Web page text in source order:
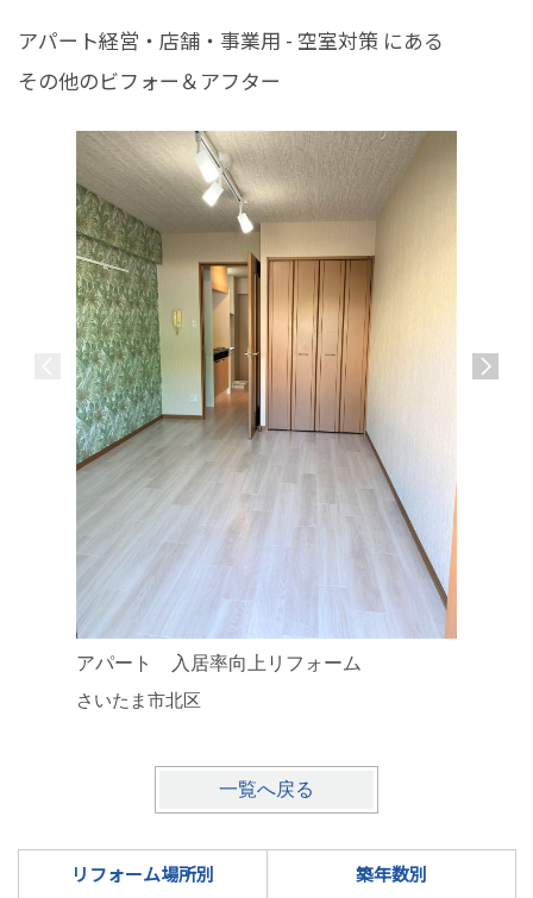
アパート経営・店舗・事業用 - 空室対策 にある
その他のビフォー＆アフター
アパート 入居率向上リフォーム
さいたま市北区
一覧へ戻る
リフォーム場所別
築年数別